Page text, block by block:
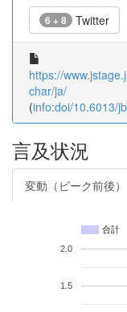
6 + 8 Twitter
https://
char/ja/
(info:doi/10.6013/
言及状況
変動（ピーク前後）
合計
1.5
2.0